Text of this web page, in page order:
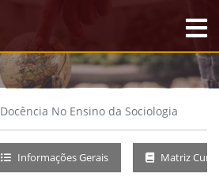
Docência No Ensino da Sociologia
Informações Gerais Matriz